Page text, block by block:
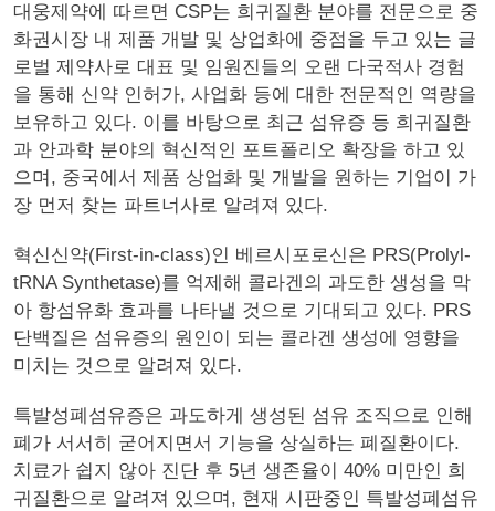
대웅제약에 따르면 CSP는 희귀질환 분야를 전문으로 중
화권시장 내 제품 개발 및 상업화에 중점을 두고 있는 글
로벌 제약사로 대표 및 임원진들의 오랜 다국적사 경험
을 통해 신약 인허가, 사업화 등에 대한 전문적인 역량을
보유하고 있다. 이를 바탕으로 최근 섬유증 등 희귀질환
과 안과학 분야의 혁신적인 포트폴리오 확장을 하고 있
으며, 중국에서 제품 상업화 및 개발을 원하는 기업이 가
장 먼저 찾는 파트너사로 알려져 있다.
혁신신약(First-in-class)인 베르시포로신은 PRS(Prolyl-
tRNA Synthetase)를 억제해 콜라겐의 과도한 생성을 막
아 항섬유화 효과를 나타낼 것으로 기대되고 있다. PRS
단백질은 섬유증의 원인이 되는 콜라겐 생성에 영향을
미치는 것으로 알려져 있다.
특발성폐섬유증은 과도하게 생성된 섬유 조직으로 인해
폐가 서서히 굳어지면서 기능을 상실하는 폐질환이다.
치료가 쉽지 않아 진단 후 5년 생존율이 40% 미만인 희
귀질환으로 알려져 있으며, 현재 시판중인 특발성폐섬유